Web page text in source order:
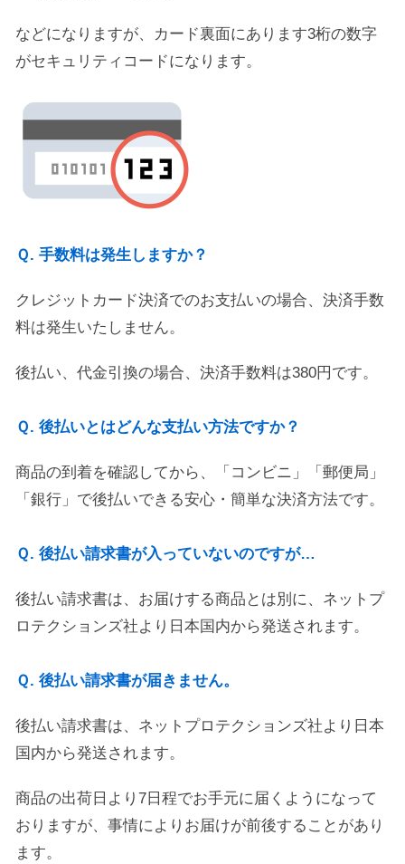
などになりますが、カード裏面にあります3桁の数字
がセキュリティコードになります。
Ｑ. 手数料は発生しますか？
クレジットカード決済でのお支払いの場合、決済手数
料は発生いたしません。
後払い、代金引換の場合、決済手数料は380円です。
Ｑ. 後払いとはどんな支払い方法ですか？
商品の到着を確認してから、「コンビニ」「郵便局」
「銀行」で後払いできる安心・簡単な決済方法です。
Ｑ. 後払い請求書が入っていないのですが…
後払い請求書は、お届けする商品とは別に、ネットプ
ロテクションズ社より日本国内から発送されます。
Ｑ. 後払い請求書が届きません。
後払い請求書は、ネットプロテクションズ社より日本
国内から発送されます。
商品の出荷日より7日程でお手元に届くようになって
おりますが、事情によりお届けが前後することがあり
ます。